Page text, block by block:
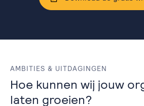
AMBITIES & UITDAGINGEN
Hoe kunnen wij jouw
laten groeien?